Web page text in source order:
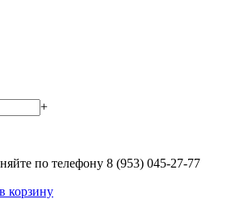
+
по телефону 8 (953) 045-27-77
корзину